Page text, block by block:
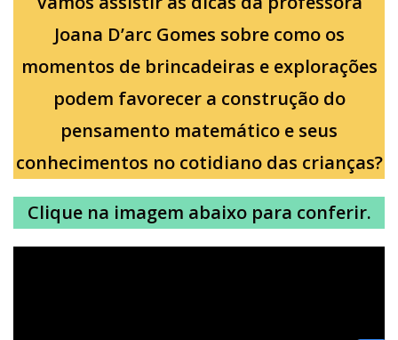
Joana D’arc Gomes sobre como os
momentos de brincadeiras e explorações
podem favorecer a construção do
pensamento matemático e seus
conhecimentos no cotidiano das crianças?
Clique na imagem abaixo para conferir.